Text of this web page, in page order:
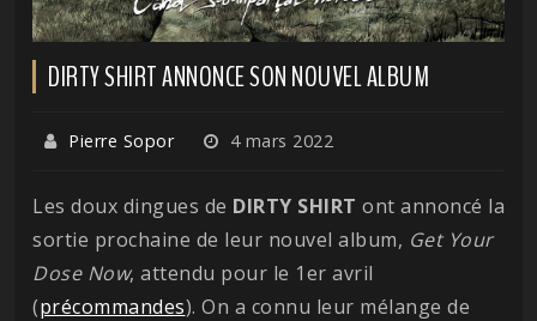
DIRTY SHIRT ANNONCE SON NOUVEL ALBUM
Pierre Sopor 4 mars 2022
Les doux dingues de DIRTY SHIRT ont annoncé la
sortie prochaine de leur nouvel album, Get Your
Dose Now, attendu pour le 1er avril
(précommandes). On a connu leur mélange de